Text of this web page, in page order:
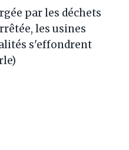
par les déchets
les usines
s'effondrent